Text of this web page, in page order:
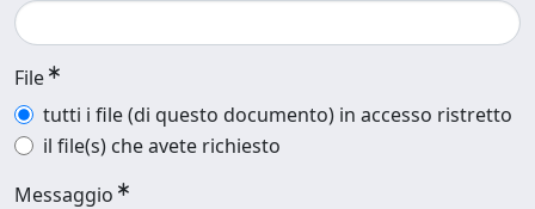
File
tutti i file (di questo documento) in accesso ristretto
il file(s) che avete richiesto
Messaggio